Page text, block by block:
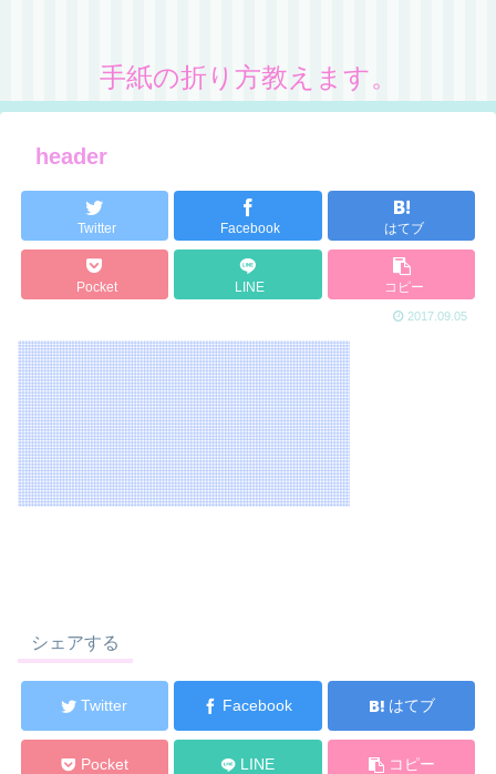
手紙の折り方教えます。
header
Twitter Facebook はてブ
Pocket LINE コピー
2017.09.05
シェアする
Twitter Facebook はてブ
Pocket LINE コピー